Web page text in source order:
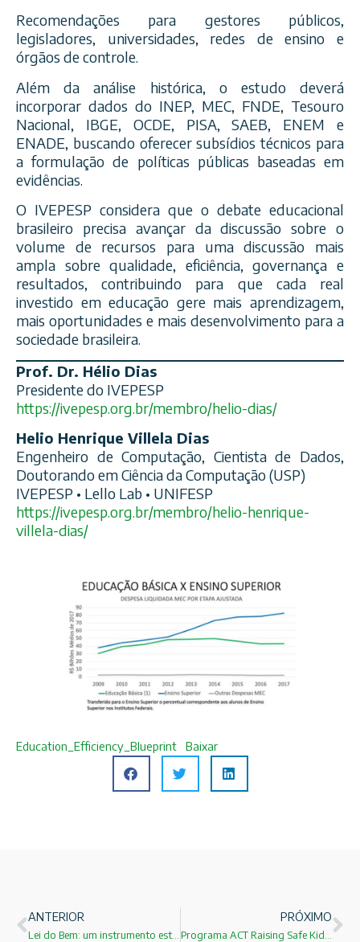
Recomendações para gestores públicos,
legisladores, universidades, redes de ensino e
órgãos de controle.
Além da análise histórica, o estudo deverá
incorporar dados do INEP, MEC, FNDE, Tesouro
Nacional, IBGE, OCDE, PISA, SAEB, ENEM e
ENADE, buscando oferecer subsídios técnicos para
a formulação de políticas públicas baseadas em
evidências.
O IVEPESP considera que o debate educacional
brasileiro precisa avançar da discussão sobre o
volume de recursos para uma discussão mais
ampla sobre qualidade, eficiência, governança e
resultados, contribuindo para que cada real
investido em educação gere mais aprendizagem,
mais oportunidades e mais desenvolvimento para a
sociedade brasileira.
Prof. Dr. Hélio Dias
Presidente do IVEPESP
https://ivepesp.org.br/membro/helio-dias/
Helio Henrique Villela Dias
Engenheiro de Computação, Cientista de Dados,
Doutorando em Ciência da Computação (USP)
IVEPESP • Lello Lab • UNIFESP
https://ivepesp.org.br/membro/helio-henrique-
villela-dias/
Education_Efficiency_Blueprint Baixar
ANTERIOR PRÓXIMO